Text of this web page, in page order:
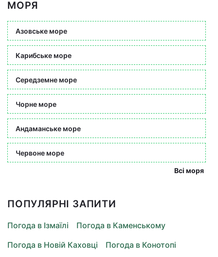
МОРЯ
Азовське море
Карибське море
Середземне море
Чорне море
Андаманське море
Червоне море
Всі моря
ПОПУЛЯРНІ ЗАПИТИ
Погода в Ізмаїлі
Погода в Каменському
Погода в Новій Каховці
Погода в Конотопі